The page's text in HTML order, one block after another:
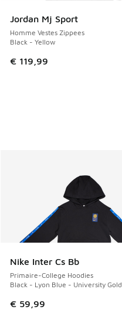
Jordan Mj Sport
Homme Vestes Zippees
Black - Yellow
€ 119,99
Nike Inter Cs Bb
Primaire-College Hoodies
Black - Lyon Blue - University Gold
€ 59,99